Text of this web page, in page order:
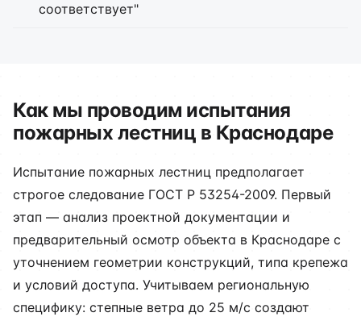
соответствует"
Как мы проводим испытания
пожарных лестниц в Краснодаре
Испытание пожарных лестниц предполагает
строгое следование ГОСТ Р 53254-2009. Первый
этап — анализ проектной документации и
предварительный осмотр объекта в Краснодаре с
уточнением геометрии конструкций, типа крепежа
и условий доступа. Учитываем региональную
специфику: степные ветра до 25 м/с создают